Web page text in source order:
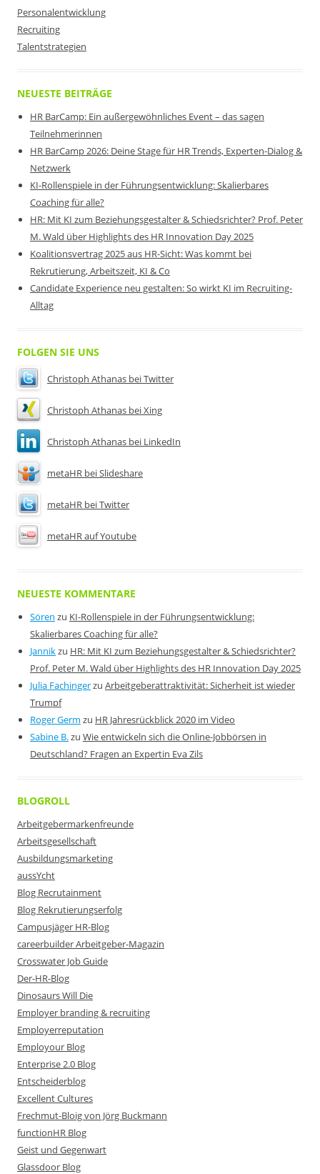
Personalentwicklung
Recruiting
Talentstrategien
NEUESTE BEITRÄGE
HR BarCamp: Ein außergewöhnliches Event – das sagen
Teilnehmerinnen
HR BarCamp 2026: Deine Stage für HR Trends, Experten-Dialog &
Netzwerk
KI-Rollenspiele in der Führungsentwicklung: Skalierbares
Coaching für alle?
HR: Mit KI zum Beziehungsgestalter & Schiedsrichter? Prof. Peter
M. Wald über Highlights des HR Innovation Day 2025
Koalitionsvertrag 2025 aus HR-Sicht: Was kommt bei
Rekrutierung, Arbeitszeit, KI & Co
Candidate Experience neu gestalten: So wirkt KI im Recruiting-
Alltag
FOLGEN SIE UNS
Christoph Athanas bei Twitter
Christoph Athanas bei Xing
Christoph Athanas bei LinkedIn
metaHR bei Slideshare
metaHR bei Twitter
metaHR auf Youtube
NEUESTE KOMMENTARE
Sören zu KI-Rollenspiele in der Führungsentwicklung:
Skalierbares Coaching für alle?
Jannikzu HR: Mit KI zum Beziehungsgestalter & Schiedsrichter?
Prof. Peter M. Wald über Highlights des HR Innovation Day 2025
Julia Fachingerzu Arbeitgeberattraktivität: Sicherheit ist wieder
Trumpf
Roger Germ zu HR Jahresrückblick 2020 im Video
Sabine B.zu Wie entwickeln sich die Online-Jobbörsen in
Deutschland? Fragen an Expertin Eva Zils
BLOGROLL
Arbeitgebermarkenfreunde
Arbeitsgesellschaft
Ausbildungsmarketing
aussYcht
Blog Recrutainment
Blog Rekrutierungserfolg
Campusjäger HR-Blog
careerbuilder Arbeitgeber-Magazin
Crosswater Job Guide
Der-HR-Blog
Dinosaurs Will Die
Employer branding & recruiting
Employerreputation
Employour Blog
Enterprise 2.0 Blog
Entscheiderblog
Excellent Cultures
Frechmut-Bloig von Jörg Buckmann
functionHR Blog
Geist und Gegenwart
Glassdoor Blog